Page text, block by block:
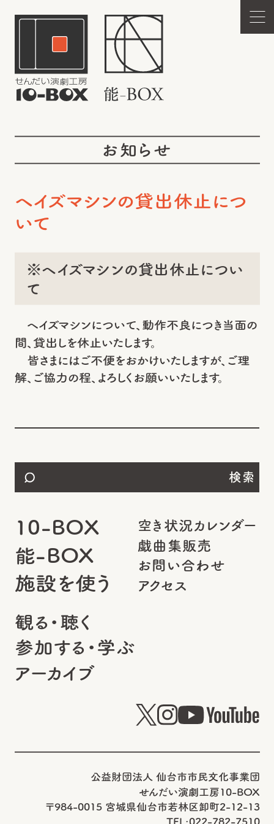
お知らせ
ヘイズマシンの貸出休止につ
いて
※ヘイズマシンの貸出休止につい
て
ヘイズマシンについて、動作不良につき当面の
間、貸出しを休止いたします。
皆さまにはご不便をおかけいたしますが、ご理
解、ご協力の程、よろしくお願いいたします。
検索
公益財団法人 仙台市市民文化事業団
せんだい演劇工房10-BOX
〒984-0015 宮城県仙台市若林区卸町2-12-13
10-BOX
能-BOX
施設を使う
観る・聴く
参加する・学ぶ
アーカイブ
空き状況カレンダー
戯曲集販売
お問い合わせ
アクセス